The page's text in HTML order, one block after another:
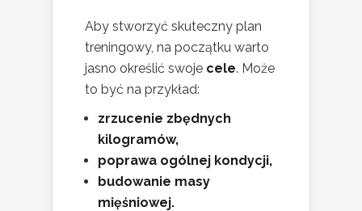
Aby stworzyć skuteczny plan
treningowy, na początku warto
jasno określić swoje cele. Może
to być na przykład:
zrzucenie zbędnych
kilogramów,
poprawa ogólnej kondycji,
budowanie masy
mięśniowej.